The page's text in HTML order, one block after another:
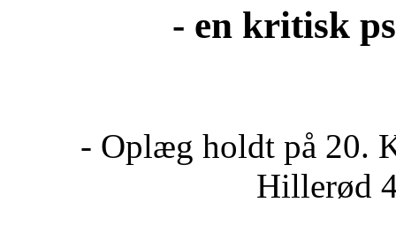
- en kritisk
- Oplæg holdt på 20.
Hillerød